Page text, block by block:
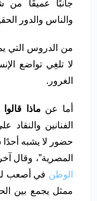
جانبًا عميقًا
والناس والدور
من الدروس التي
لا تلغِي تواضع
الغرور.
أما عن ماذا
الفنانين
حضور لا يشبه أحدًا
المصرية”، وقال
الوطن في أصعب
ممثل يجمع بين